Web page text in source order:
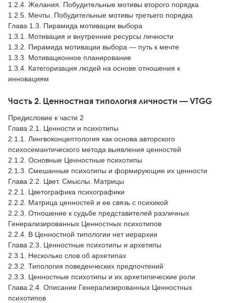
1.2.4. Желания. Побудительные мотивы второго порядка
1.2.5. Мечты. Побудительные мотивы третьего порядка
Глава 1.3. Пирамида мотивации выбора
1.3.1. Мотивация и внутренние ресурсы личности
1.3.2. Пирамида мотивации выбора — путь к мечте
1.3.3. Мотивационное планирование
1.3.4. Категоризация людей на основе отношения к
инновациям
Часть 2. Ценностная типология личности — VTGG
Предисловие к части 2
Глава 2.1. Ценности и психотипы
2.1.1. Лингвоконцептология как основа авторского
психосемантического метода выявления ценностей
2.1.2. Основные Ценностные психотипы
2.1.3. Смешанные психотипы и формирующие их ценности
Глава 2.2. Цвет. Смыслы. Матрицы
2.2.1. Цветографика психографики
2.2.2. Матрица ценностей и ее связь с психикой
2.2.3. Отношение к судьбе представителей различных
Генерализированных Ценностных психотипов
2.2.4. В Ценностной типологии нет иерархии
Глава 2.3. Ценностные психотипы и архетипы
2.3.1. Несколько слов об архетипах
2.3.2. Типология поведенческих предпочтений
2.3.3. Ценностные психотипы и их архетипические роли
Глава 2.4. Описание Генерализированных Ценностных
психотипов